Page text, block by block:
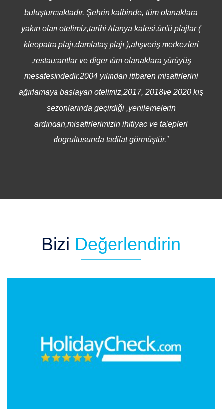
buluşturmaktadır. Şehrin kalbinde, tüm olanaklara
yakın olan otelimiz,tarihi Alanya kalesi,ünlü plajlar (
kleopatra plajı,damlataş plajı ),alışveriş merkezleri
,restaurantlar ve diger tüm olanaklara yürüyüş
mesafesindedir.2004 yılından itibaren misafirlerini
ağırlamaya başlayan otelimiz,2017, 2018ve 2020 kış
sezonlarında geçirdiği ,yenilemelerin
ardından,misafirlerimizin ihitiyac ve talepleri
dogrultusunda tadilat görmüştür.”
Bizi Değerlendirin